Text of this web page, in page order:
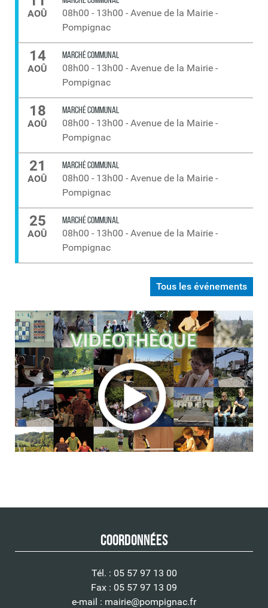
Tous les événements
AOÛ 08h00 - 13h00 - Avenue de la Mairie -
Pompignac
14
AOÛ
MARCHÉ COMMUNAL
08h00 - 13h00 - Avenue de la Mairie -
Pompignac
18
AOÛ
MARCHÉ COMMUNAL
08h00 - 13h00 - Avenue de la Mairie -
Pompignac
21
AOÛ
MARCHÉ COMMUNAL
08h00 - 13h00 - Avenue de la Mairie -
Pompignac
25
AOÛ
MARCHÉ COMMUNAL
08h00 - 13h00 - Avenue de la Mairie -
Pompignac
Coordonnées
Tél. : 05 57 97 13 00
Fax : 05 57 97 13 09
e-mail : mairie@pompignac.fr